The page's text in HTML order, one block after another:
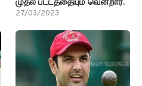
27/03/2023